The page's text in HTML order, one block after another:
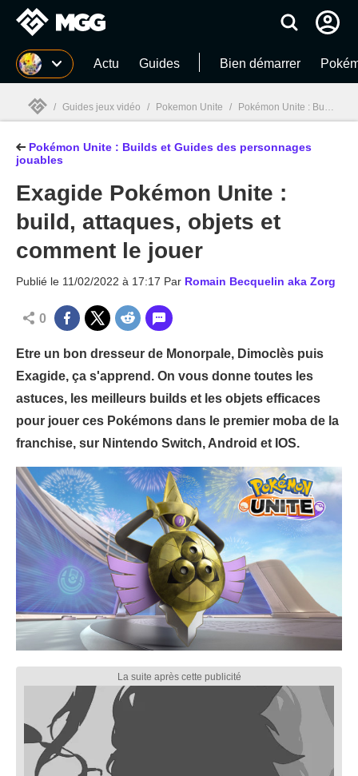
MGG Actu Guides Bien démarrer
MGG
/ Guides jeux vidéo / Pokemon Unite / Pokémon Unite : Builds et Guides des personnages jouables
Pokémon Unite : Builds et Guides des personnages
jouables
Exagide Pokémon Unite :
build, attaques, objets et
comment le jouer
Publié le 11/02/2022 à 17:17 Par Romain Becquelin aka Zorg
0
Etre un bon dresseur de Monorpale, Dimoclès puis
Exagide, ça s'apprend. On vous donne toutes les
astuces, les meilleurs builds et les objets efficaces
pour jouer ces Pokémons dans le premier moba de la
franchise, sur Nintendo Switch, Android et IOS.